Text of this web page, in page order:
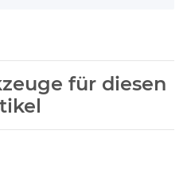
für diesen